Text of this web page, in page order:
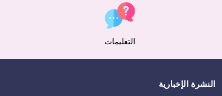
التعليمات
النشرة الإخبارية